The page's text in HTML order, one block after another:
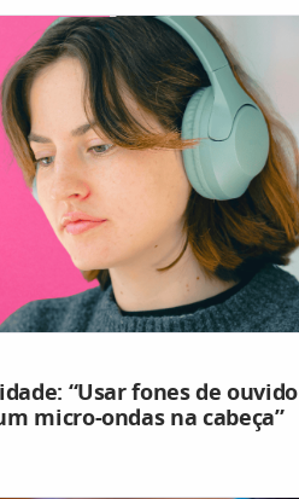
“Usar fones de ouvido
micro-ondas na cabeça”